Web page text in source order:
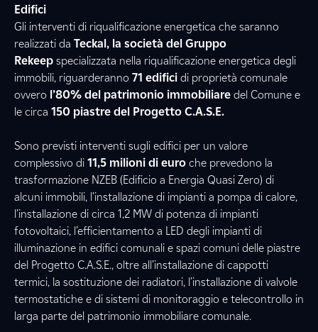
Edifici
Gli interventi di riqualificazione energetica che saranno
realizzati da Teckal, la società del Gruppo
Rekeep specializzata nella riqualificazione energetica degli
immobili, riguarderanno 71 edifici di proprietà comunale
ovvero l’80% del patrimonio immobiliare del Comune e
le circa 150 piastre del Progetto C.A.S.E.
Sono previsti interventi sugli edifici per un valore
complessivo di 11,5 milioni di euro che prevedono la
trasformazione NZEB (Edificio a Energia Quasi Zero) di
alcuni immobili, l’installazione di impianti a pompa di calore,
l’installazione di circa 1,2 MW di potenza di impianti
fotovoltaici, l’efficientamento a LED degli impianti di
illuminazione in edifici comunali e spazi comuni delle piastre
del Progetto C.A.S.E., oltre all’installazione di cappotti
termici, la sostituzione dei radiatori, l’installazione di valvole
termostatiche e di sistemi di monitoraggio e telecontrollo in
larga parte del patrimonio immobiliare comunale.